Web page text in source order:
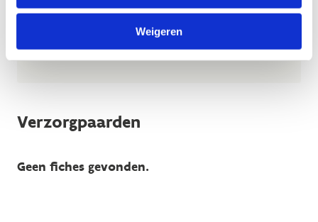
Weigeren
paard of de pony terechtkomt, de ervaring van de
Lees de procedure
Verzorgpaarden
Geen fiches gevonden.